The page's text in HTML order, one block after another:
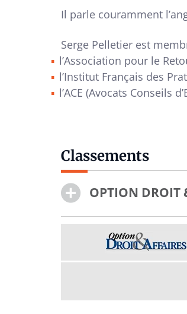
Il parle couramment
Serge Pelletier est
l’Association pour le
l’Institut Français des
l’ACE (Avocats Conseils
Classements
OPTION DROIT